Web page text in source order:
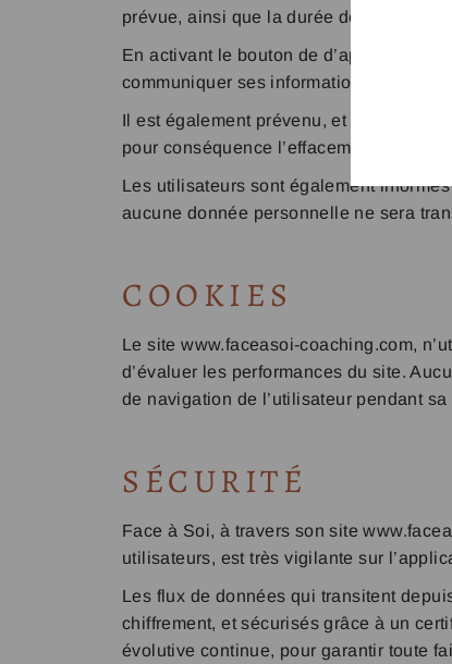
prévue, ainsi que la durée de
En activant le bouton de d’approbation
communiquer ses informations pour un
Il est également prévenu, et les
pour conséquence l’effacement de ses
Les utilisateurs sont également
aucune donnée personnelle ne sera
COOKIES
Le site www.faceasoi-coaching.com,
d’évaluer les performances du site.
de navigation de l’utilisateur pendant sa
SÉCURITÉ
Face à Soi, à travers son site
utilisateurs, est très vigilante sur
Les flux de données qui transitent
chiffrement, et sécurisés grâce à un
évolutive continue, pour garantir toute